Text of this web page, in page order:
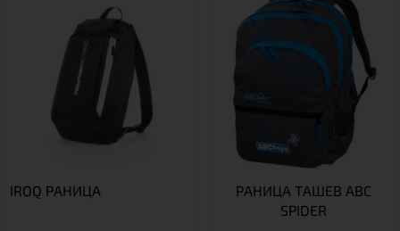
IROQ РАНИЦА
РАНИЦА ТАШЕВ ABC
SPIDER